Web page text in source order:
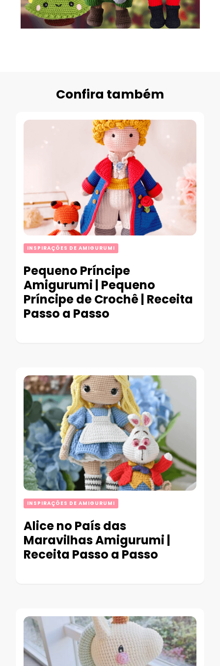
Confira também
INSPIRAÇÕES DE AMIGURUMI
Pequeno Príncipe
Amigurumi | Pequeno
Príncipe de Crochê | Receita
Passo a Passo
INSPIRAÇÕES DE AMIGURUMI
Alice no País das
Maravilhas Amigurumi |
Receita Passo a Passo